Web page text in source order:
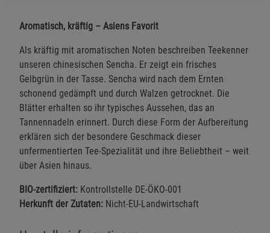
Aromatisch, kräftig – Asiens Favorit
Als kräftig mit aromatischen Noten beschreiben Teekenner
unseren chinesischen Sencha. Er zeigt ein frisches
Gelbgrün in der Tasse. Sencha wird nach dem Ernten
schonend gedämpft und durch Walzen getrocknet. Die
Blätter erhalten so ihr typisches Aussehen, das an
Tannennadeln erinnert. Durch diese Form der Aufbereitung
erklären sich der besondere Geschmack dieser
unfermentierten Tee-Spezialität und ihre Beliebtheit – weit
über Asien hinaus.
BIO-zertifiziert: Kontrollstelle DE-ÖKO-001
Herkunft der Zutaten: Nicht-EU-Landwirtschaft